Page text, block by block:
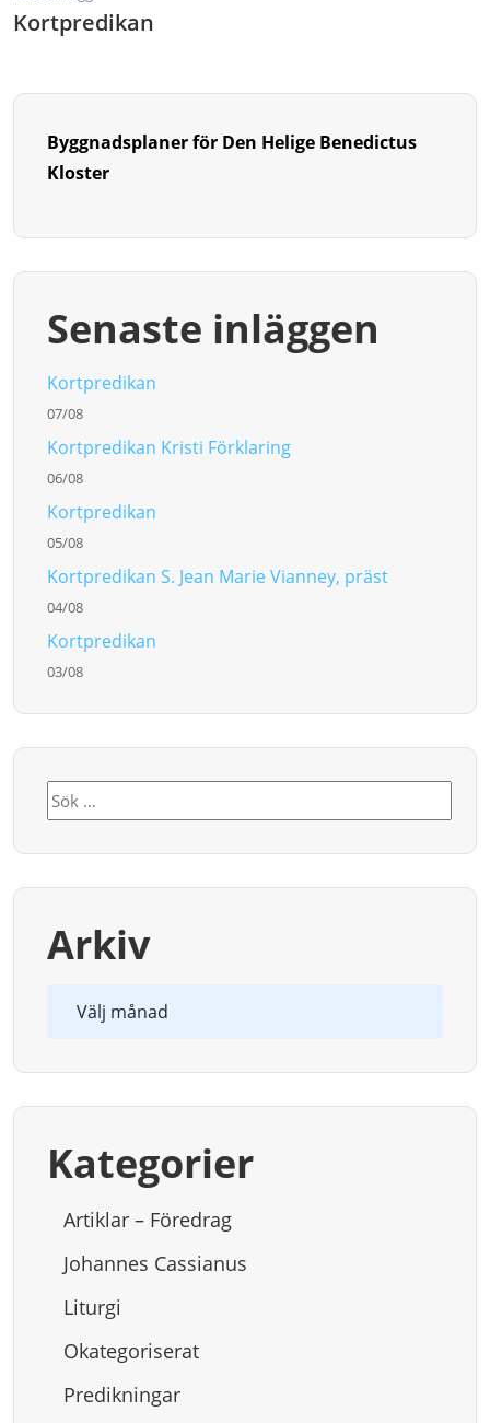
Kortpredikan
Byggnadsplaner för Den Helige Benedictus
Kloster
Senaste inläggen
Kortpredikan
07/08
Kortpredikan Kristi Förklaring
06/08
Kortpredikan
05/08
Kortpredikan S. Jean Marie Vianney, präst
04/08
Kortpredikan
03/08
Sök
efter:
Arkiv
Kategorier
Artiklar – Föredrag
Johannes Cassianus
Liturgi
Okategoriserat
Predikningar